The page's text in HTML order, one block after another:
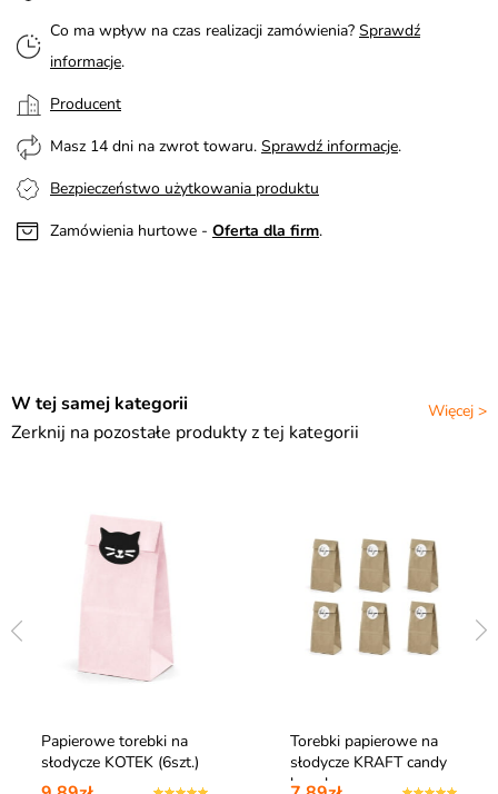
Co ma wpływ na czas realizacji zamówienia? Sprawdź
informacje.
Producent
Masz 14 dni na zwrot towaru. Sprawdź informacje.
Bezpieczeństwo użytkowania produktu
Zamówienia hurtowe - Oferta dla firm.
Więcej >
W tej samej kategorii
Zerknij na pozostałe produkty z tej kategorii
Papierowe torebki na
słodycze KOTEK (6szt.)
Torebki papierowe na
słodycze KRAFT candy
bar akce…